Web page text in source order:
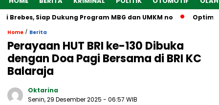
Siap Dukung Program MBG dan UMKM no
Home / Berita
Perayaan HUT BRI ke-130 Dibuka
dengan Doa Pagi Bersama di BRI KC
Balaraja
Oktarina
Senin, 29 Desember 2025 - 06:57 WIB